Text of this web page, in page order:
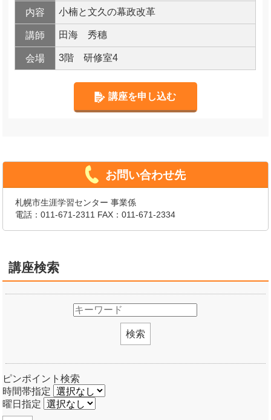
内容 小楠と文久の幕政改革
講師 田海 秀穗
会場 3階 研修室4
講座を申し込む
お問い合わせ先
札幌市生涯学習センター 事業係
電話：011-671-2311 FAX：011-671-2334
講座検索
検索
ピンポイント検索
時間帯指定
曜日指定